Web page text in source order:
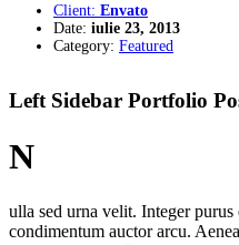
Client: Envato
Date: iulie 23, 2013
Category: Featured
Left Sidebar Portfolio
N
ulla sed urna velit. Integer purus
condimentum auctor arcu.